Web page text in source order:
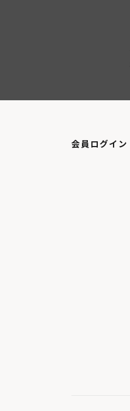
会員ログイン